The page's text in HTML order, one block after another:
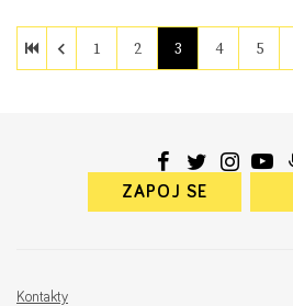
1 2 3 4 5
ZAPOJ SE
Kontakty